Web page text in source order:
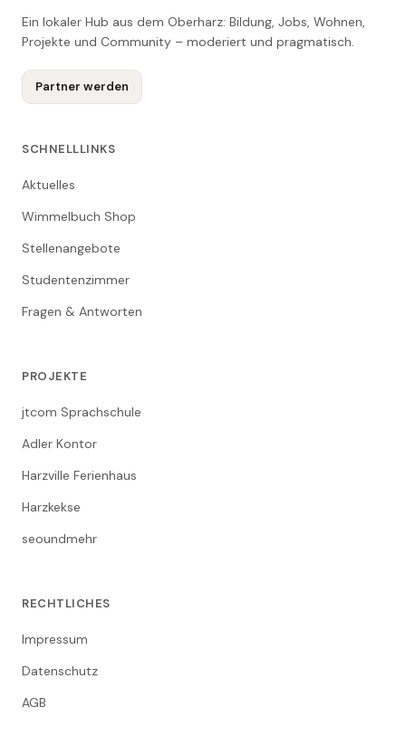
Ein lokaler Hub aus dem Oberharz: Bildung, Jobs, Wohnen,
Projekte und Community – moderiert und pragmatisch.
Partner werden
SCHNELLLINKS
Aktuelles
Wimmelbuch Shop
Stellenangebote
Studentenzimmer
Fragen & Antworten
PROJEKTE
jtcom Sprachschule
Adler Kontor
Harzville Ferienhaus
Harzkekse
seoundmehr
RECHTLICHES
Impressum
Datenschutz
AGB